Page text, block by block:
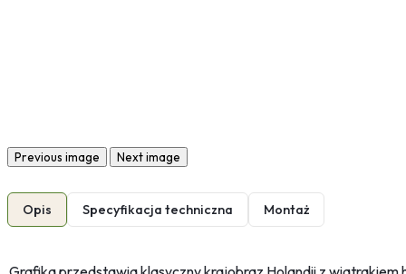
Previous image Next image
Opis Specyfikacja techniczna Montaż